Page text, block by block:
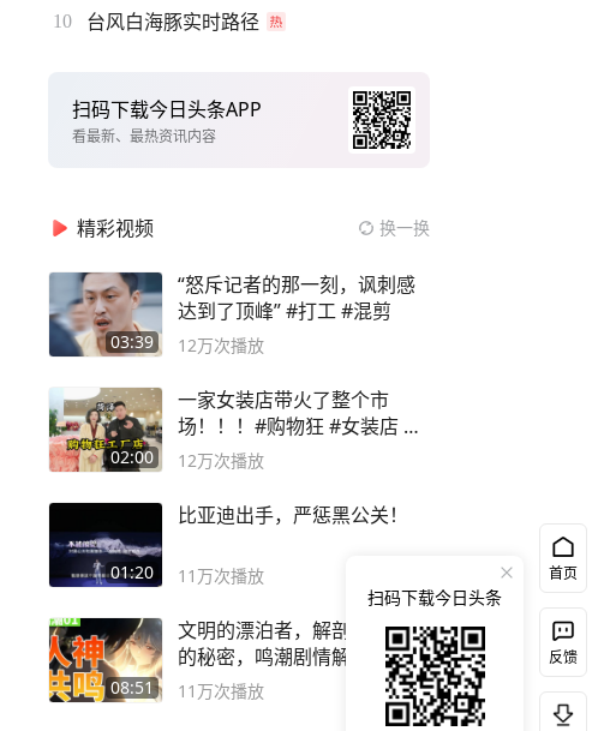
10 台风白海豚实时路径
扫码下载今日头条APP
看最新、最热资讯内容
精彩视频 换一换
03:39
“怒斥记者的那一刻，讽刺感
达到了顶峰” #打工 #混剪
12万次播放
02:00
一家女装店带火了整个市
场！！！#购物狂 #女装店 #
高品质女装
12万次播放
01:20
比亚迪出手，严惩黑公关！
11万次播放
08:51
文明的漂泊者，解剖鸣潮最深
的秘密，鸣潮剧情解读02
11万次播放
首页
反馈
扫码下载今日头条